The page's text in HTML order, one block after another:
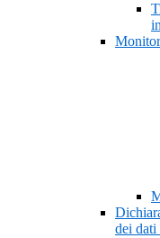
dei dati